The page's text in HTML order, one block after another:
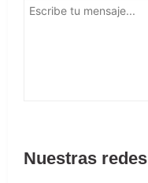
Nuestras redes